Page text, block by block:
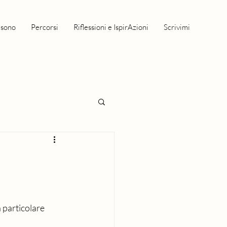
Percorsi Riflessioni e IspirAzioni Scrivimi
particolare